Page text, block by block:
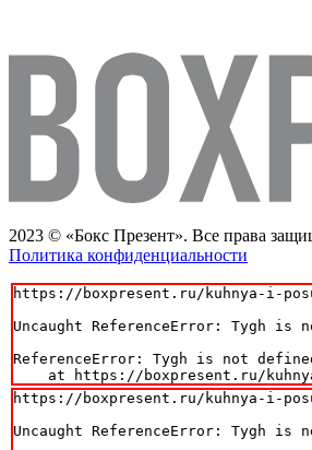
2023 © «Бокс Презент». Все права
Политика конфиденциальности
https://boxpresent.ru/kuhnya-i-
Uncaught ReferenceError: Tygh is
ReferenceError: Tygh is not
at https://boxpresent.ru/
https://boxpresent.ru/kuhnya-i-
Uncaught ReferenceError: Tygh is